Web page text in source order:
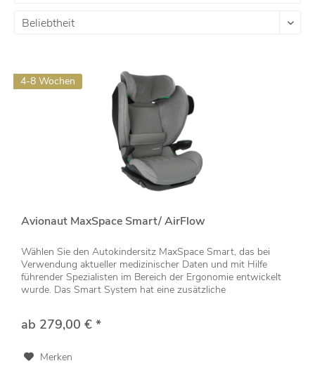
4-8 Wochen
Avionaut MaxSpace Smart/ AirFlow
Wählen Sie den Autokindersitz MaxSpace Smart, das bei
Verwendung aktueller medizinischer Daten und mit Hilfe
führender Spezialisten im Bereich der Ergonomie entwickelt
wurde. Das Smart System hat eine zusätzliche
ab 279,00 € *
Merken